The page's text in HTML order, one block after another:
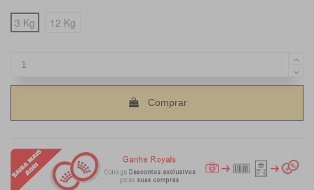
3 Kg 12 Kg
Comprar